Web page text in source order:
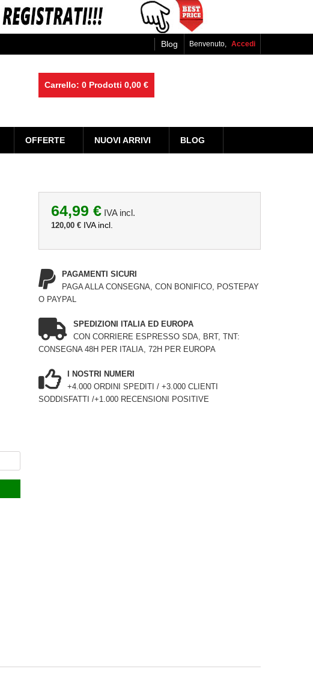
Blog Benvenuto, Accedi
Carrello: 0 Prodotti 0,00 €
OFFERTE NUOVI ARRIVI BLOG
64,99 €IVA incl.
120,00 €IVA incl.
PAGAMENTI SICURI
PAGA ALLA CONSEGNA, CON BONIFICO, POSTEPAY
O PAYPAL
SPEDIZIONI ITALIA ED EUROPA
CON CORRIERE ESPRESSO SDA, BRT, TNT:
CONSEGNA 48H PER ITALIA, 72H PER EUROPA
I NOSTRI NUMERI
+4.000 ORDINI SPEDITI / +3.000 CLIENTI
SODDISFATTI /+1.000 RECENSIONI POSITIVE